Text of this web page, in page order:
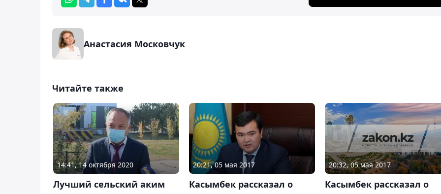
Анастасия Московчук
Читайте также
14:41, 14 октября 2020
Лучший сельский аким
20:21, 05 мая 2017
Касымбек рассказал о
20:32, 05 мая 2017
Касымбек рассказал о